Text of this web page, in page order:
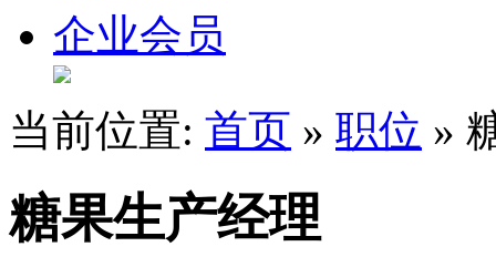
企业会员
当前位置: 首页 » 职位 »
糖果生产经理